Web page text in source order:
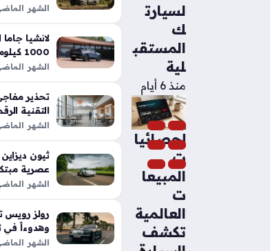
لسيارت
ك
المستقب
لية
منذ 6 أيام
إحصائيا
ت
المبيعا
ت
العالمية
تكشف
الشهر
1000 كيلومتر
الشهر
تحذير
التقنية
الشهر
عصرية
الشهر
رولز رويس
وهدوءاً في
الشهر